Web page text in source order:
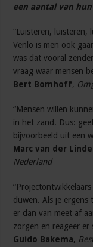
een aantal van
“Luisteren,
Venlo is men ook
was dat vooral
vraag waar mensen
Bert Bomhoff,
“Mensen willen
in het zand. Dus:
bijvoorbeeld uit een
Marc van der
Nederland
duwen. Als je
er dan van meet af
zorgen en reageer er
Guido Bakema,